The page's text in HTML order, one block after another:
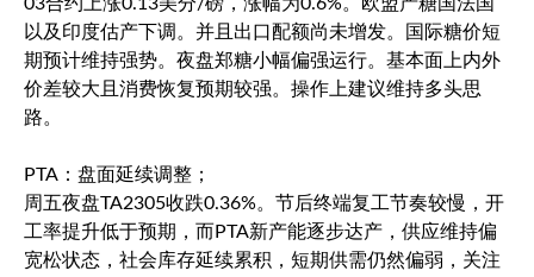
以及印度估产下调。并且出口配额尚未增发。国际糖价短
期预计维持强势。夜盘郑糖小幅偏强运行。基本面上内外
价差较大且消费恢复预期较强。操作上建议维持多头思
路。
PTA：盘面延续调整；
周五夜盘TA2305收跌0.36%。节后终端复工节奏较慢，开
工率提升低于预期，而PTA新产能逐步达产，供应维持偏
宽松状态，社会库存延续累积，短期供需仍然偏弱，关注